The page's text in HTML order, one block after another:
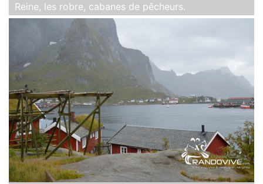
Reine, les robre, cabanes de pêcheurs.